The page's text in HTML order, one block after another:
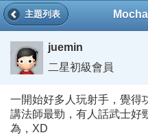
主題列表
juemin
二星初級會員
一開始好多人玩射手，覺得
講法師最勁，有人話武士好
為，XD